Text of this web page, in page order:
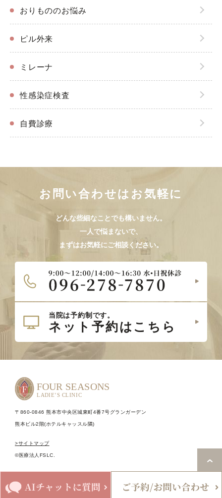
おりもののお悩み
ピル外来
ミレーナ
性感染症検査
自費診療
お問い合わせはお気軽に
どんな些細なことでも構いません。
一人で悩まないで、
まずはお気軽にご相談ください。
〒860-0846 熊本市中央区城東町4番7号グランガーデン
熊本ビル2階(ホテルキャッスル隣)
>サイトマップ
©医療法人FSLC.